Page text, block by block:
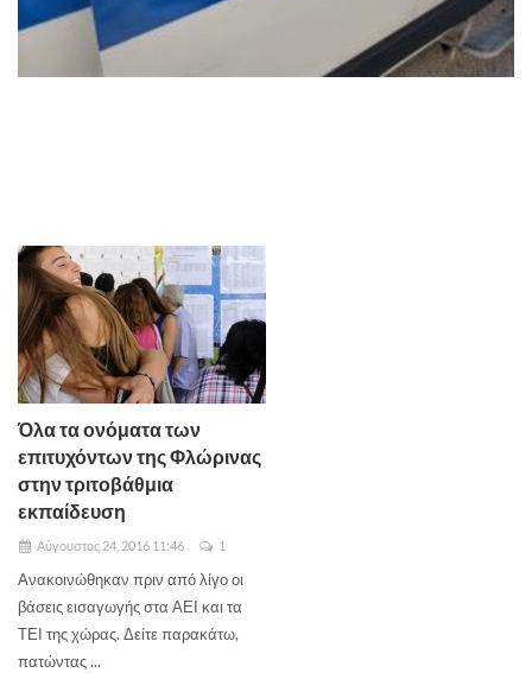
Όλα τα ονόματα των
επιτυχόντων της Φλώρινας
στην τριτοβάθμια
εκπαίδευση
Αύγουστος 24, 2016 11:46 1
Ανακοινώθηκαν πριν από λίγο οι
βάσεις εισαγωγής στα ΑΕΙ και τα
ΤΕΙ της χώρας. Δείτε παρακάτω,
πατώντας ...